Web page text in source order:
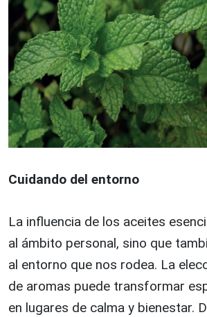
Cuidando del entorno
La influencia de los aceites
al ámbito personal, sino que
al entorno que nos rodea. La
de aromas puede transformar
en lugares de calma y bienestar.